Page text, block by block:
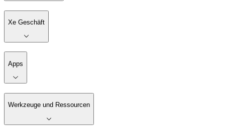
Xe Geschäft
Apps
Werkzeuge und Ressourcen